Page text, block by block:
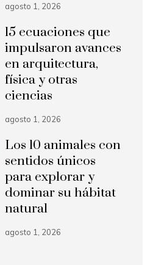
agosto 1, 2026
15 ecuaciones que
impulsaron avances
en arquitectura,
física y otras
ciencias
agosto 1, 2026
Los 10 animales con
sentidos únicos
para explorar y
dominar su hábitat
natural
agosto 1, 2026